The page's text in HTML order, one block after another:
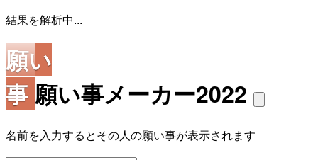
結果を解析中...
願い
事願い事メーカー2022
名前を入力するとその人の願い事が表示されます